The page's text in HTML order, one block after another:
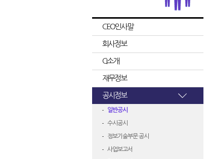
CEO인사말
회사정보
CI소개
재무정보
공시정보
일반공시
수시공시
정보기술부문 공시
사업보고서